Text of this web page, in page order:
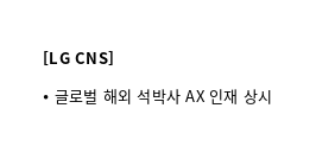
[LG CNS]
⦁ 글로벌 해외 석박사 AX 인재 상시